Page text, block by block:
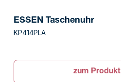
ESSEN Taschenuhr
KP414PLA
zum Produkt